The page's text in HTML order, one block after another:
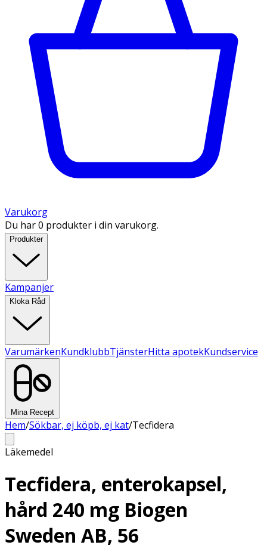
Varukorg
Du har 0 produkter i din varukorg.
Produkter
Kampanjer
Kloka Råd
VarumärkenKundklubbTjänsterHitta apotekKundservice
Mina Recept
Hem/Sökbar, ej köpb, ej kat/Tecfidera
Läkemedel
Tecfidera, enterokapsel,
hård 240 mg Biogen
Sweden AB, 56